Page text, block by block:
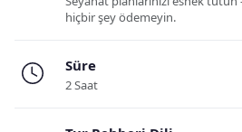
hiçbir şey ödemeyin.
Süre
2 Saat